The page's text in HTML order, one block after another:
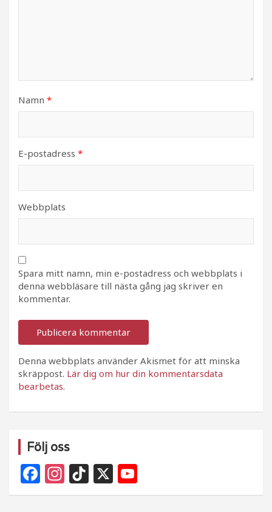
Namn *
E-postadress *
Webbplats
Spara mitt namn, min e-postadress och webbplats i
denna webbläsare till nästa gång jag skriver en
kommentar.
Denna webbplats använder Akismet för att minska
skräppost. Lär dig om hur din kommentarsdata
bearbetas.
Följ oss
F
a
In
st
Ti
k
X
o